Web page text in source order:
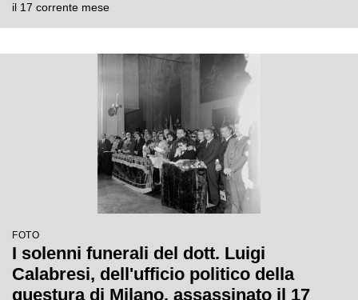
il 17 corrente mese
FOTO
I solenni funerali del dott. Luigi
Calabresi, dell'ufficio politico della
questura di Milano, assassinato il 17